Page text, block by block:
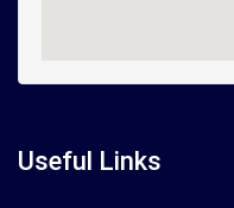
Useful Links